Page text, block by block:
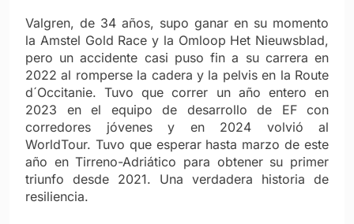
Valgren, de 34 años, supo ganar en su momento
la Amstel Gold Race y la Omloop Het Nieuwsblad,
pero un accidente casi puso fin a su carrera en
2022 al romperse la cadera y la pelvis en la Route
d´Occitanie. Tuvo que correr un año entero en
2023 en el equipo de desarrollo de EF con
corredores jóvenes y en 2024 volvió al
WorldTour. Tuvo que esperar hasta marzo de este
año en Tirreno-Adriático para obtener su primer
triunfo desde 2021. Una verdadera historia de
resiliencia.